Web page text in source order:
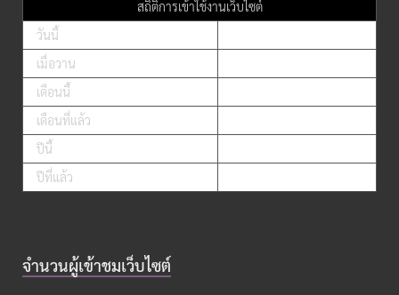
สถิติการเข้าใช้งานเว็บไซต์
วันนี้
เมื่อวาน
เดือนนี้
เดือนที่แล้ว
ปีนี้
ปีที่แล้ว
จำนวนผู้เข้าชมเว็บไซต์